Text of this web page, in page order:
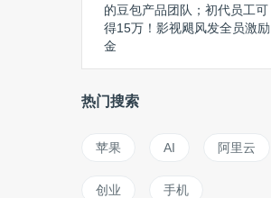
的豆包产品团队；初代员工可
得15万！影视飓风发全员激励
金
热门搜索
苹果 AI 阿里云
创业 手机